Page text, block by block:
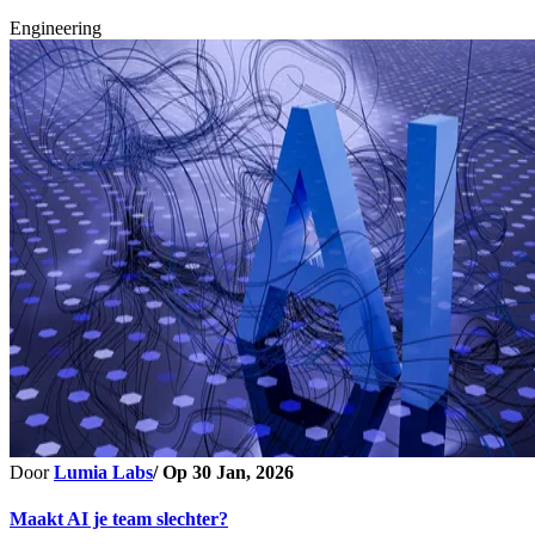
Engineering
DoorLumia Labs/ Op 30 Jan, 2026
Maakt AI je team slechter?